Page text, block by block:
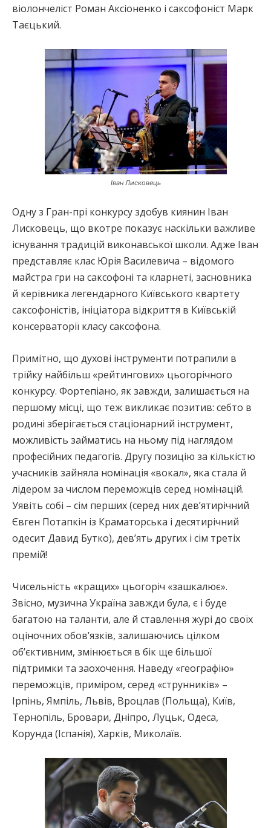
віолончеліст Роман Аксіоненко і саксофоніст Марк
Таєцький.
Іван Лисковець
Одну з Гран-прі конкурсу здобув киянин Іван
Лисковець, що вкотре показує наскільки важливе
існування традицій виконавської школи. Адже Іван
представляє клас Юрія Василевича – відомого
майстра гри на саксофоні та кларнеті, засновника
й керівника легендарного Київського квартету
саксофоністів, ініціатора відкриття в Київській
консерваторії класу саксофона.
Примітно, що духові інструменти потрапили в
трійку найбільш «рейтингових» цьогорічного
конкурсу. Фортепіано, як завжди, залишається на
першому місці, що теж викликає позитив: себто в
родині зберігається стаціонарний інструмент,
можливість займатись на ньому під наглядом
професійних педагогів. Другу позицію за кількістю
учасників зайняла номінація «вокал», яка стала й
лідером за числом переможців серед номінацій.
Уявіть собі – сім перших (серед них дев’ятирічний
Євген Потапкін із Краматорська і десятирічний
одесит Давид Бутко), дев’ять других і сім третіх
премій!
Чисельність «кращих» цьогоріч «зашкалює».
Звісно, музична Україна завжди була, є і буде
багатою на таланти, але й ставлення журі до своїх
оціночних обов’язків, залишаючись цілком
об’єктивним, змінюється в бік ще більшої
підтримки та заохочення. Наведу «географію»
переможців, приміром, серед «струнників» –
Ірпінь, Ямпіль, Львів, Вроцлав (Польща), Київ,
Тернопіль, Бровари, Дніпро, Луцьк, Одеса,
Корунда (Іспанія), Харків, Миколаїв.